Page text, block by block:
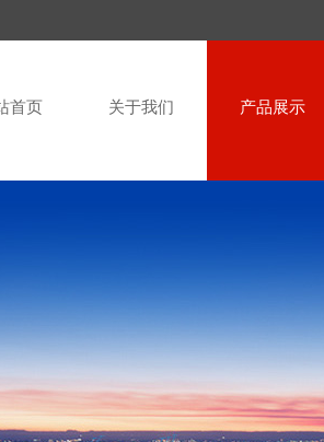
首页 关于我们 产品展示